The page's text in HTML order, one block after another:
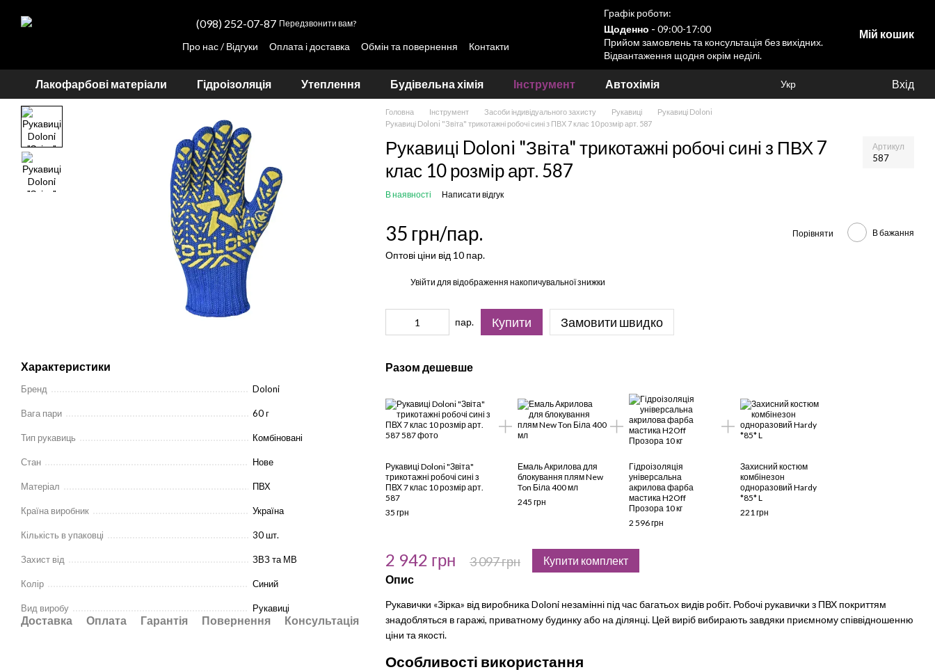
(098) 252-07-87 Передзвонити вам?
Про нас / Відгуки Оплата і доставка Обмін та повернення
Контакти
Графік роботи:
Щоденно -09:00-17:00
Прийом замовлень та консультація без вихідних.
Відвантаження щодня окрім неділі.
Мій кошик
Лакофарбові матеріали Гідроізоляція Утеплення Будівельна хімія Інструмент Автохімія Укр Вхід
Характеристики
Бренд Doloni
Вага пари 60 г
Тип рукавиць Комбіновані
Стан Нове
Матеріал ПВХ
Країна виробник Україна
Кількість в упаковці 30 шт.
Захист від ЗВЗ та МВ
Колір Синий
Вид виробу Рукавиці
Доставка Оплата Гарантія Повернення Консультація
Головна Інструмент Засоби індивідуального захисту Рукавиці
Рукавиці Doloni
Рукавиці Doloni "Звіта" трикотажні робочі сині з ПВХ 7 клас 10 розмір арт. 587
Рукавиці Doloni "Звіта" трикотажні робочі сині з ПВХ 7
клас 10 розмір арт. 587
Артикул
587
В наявності Написати відгук
35 грн/пар. Порівняти В бажання
Оптові ціни від 10 пар.
Увійти для відображення накопичувальної знижки
пар. Купити Замовити швидко
Разом дешевше
Рукавиці Doloni "Звіта"
трикотажні робочі сині з
ПВХ 7 клас 10 розмір арт.
587
35 грн
Емаль Акрилова для
блокування плям New
Ton Біла 400 мл
245 грн
Гідроізоляція
універсальна
акрилова фарба
мастика H2Off
Прозора 10 кг
2 596 грн
Захисний костюм
комбінезон
одноразовий Hardy
*85* L
221 грн
2 942 грн 3 097 грн
Купити комплект
Опис
Рукавички «Зірка» від виробника Doloni незамінні під час багатьох видів робіт. Робочі рукавички з ПВХ покриттям
знадобляться в гаражі, приватному будинку або на ділянці. Цей виріб вибирають завдяки приємному співвідношенню
ціни та якості.
Особливості використання